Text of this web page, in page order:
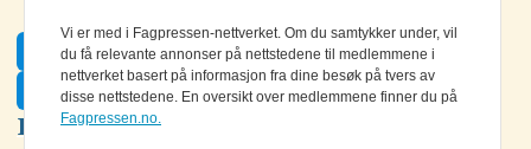
Facebook
Twitter
LinkedIn
Vi er med i Fagpressen-nettverket. Om du samtykker under, vil
du få relevante annonser på nettstedene til medlemmene i
nettverket basert på informasjon fra dine besøk på tvers av
disse nettstedene. En oversikt over medlemmene finner du på
Fagpressen.no.